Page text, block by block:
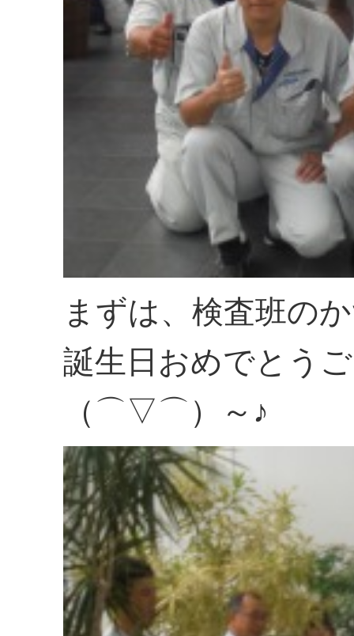
まずは、検査班の
誕生日おめでとう
（⌒▽⌒）～♪